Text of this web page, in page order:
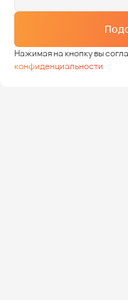
Нажимая на кнопку вы
конфиденциальности